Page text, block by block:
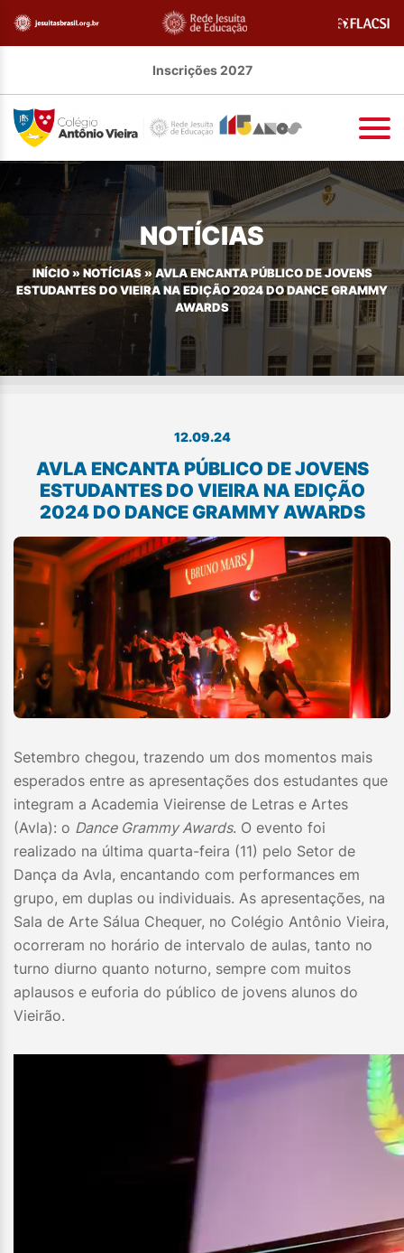
Inscrições 2027
NOTÍCIAS
INÍCIO» NOTÍCIAS»AVLA ENCANTA PÚBLICO DE JOVENS
ESTUDANTES DO VIEIRA NA EDIÇÃO 2024 DO DANCE GRAMMY
AWARDS
12.09.24
AVLA ENCANTA PÚBLICO DE JOVENS
ESTUDANTES DO VIEIRA NA EDIÇÃO
2024 DO DANCE GRAMMY AWARDS
Setembro chegou, trazendo um dos momentos mais
esperados entre as apresentações dos estudantes que
integram a Academia Vieirense de Letras e Artes
(Avla): o Dance Grammy Awards. O evento foi
realizado na última quarta-feira (11) pelo Setor de
Dança da Avla, encantando com performances em
grupo, em duplas ou individuais. As apresentações, na
Sala de Arte Sálua Chequer, no Colégio Antônio Vieira,
ocorreram no horário de intervalo de aulas, tanto no
turno diurno quanto noturno, sempre com muitos
aplausos e euforia do público de jovens alunos do
Vieirão.